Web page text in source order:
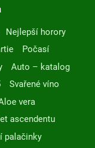
Nejlepší horory
Počasí
Auto – katalog
Svařené víno
vera
ascendentu
palačinky